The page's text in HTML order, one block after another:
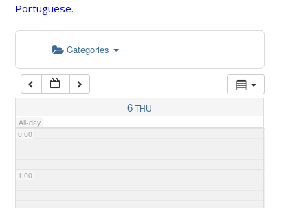
Portuguese.
Categories
6THU
All-day
0:00
1:00